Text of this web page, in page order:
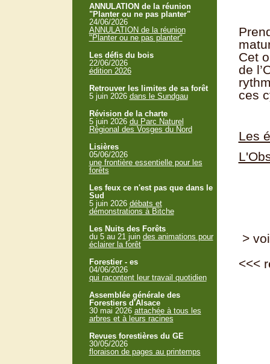
Cet
de
ces
Les
>
<<<
ANNULATION de la réunion
"Planter ou ne pas planter"
24/06/2026
ANNULATION de la réunion
"Planter ou ne pas planter"
Les défis du bois
22/06/2026
édition 2026
Retrouver les limites de sa forêt
5 juin 2026 dans le Sundgau
Révision de la charte
5 juin 2026 du Parc Naturel
Régional des Vosges du Nord
Lisières
05/06/2026
une frontière essentielle pour les
forêts
Les feux ce n'est pas que dans le
Sud
5 juin 2026 débats et
démonstrations à Bitche
Les Nuits des Forêts
du 5 au 21 juin des animations pour
éclairer la forêt
Forestier - es
04/06/2026
qui racontent leur travail quotidien
Assemblée générale des
Forestiers d'Alsace
30 mai 2026 attachée à tous les
arbres et à leurs racines
Revues forestières du GE
30/05/2026
floraison de pages au printemps